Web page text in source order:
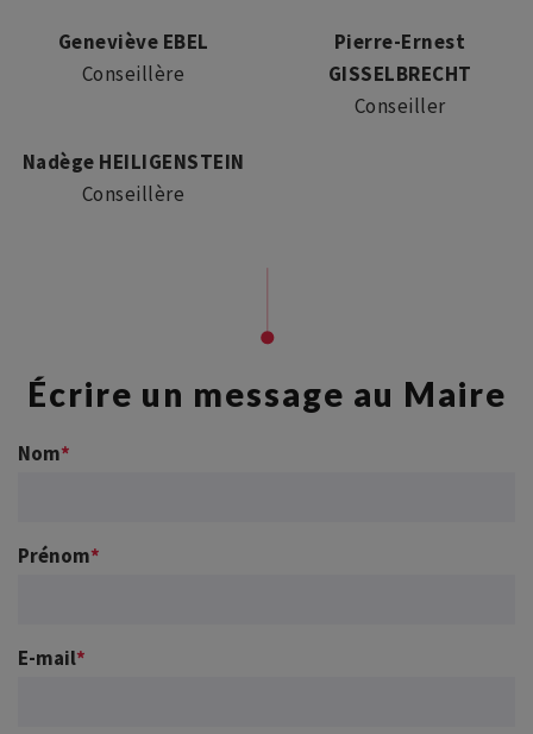
Geneviève EBEL
Conseillère
Pierre-Ernest
GISSELBRECHT
Conseiller
Nadège HEILIGENSTEIN
Conseillère
Écrire un message au Maire
Nom*
Prénom*
E-mail*